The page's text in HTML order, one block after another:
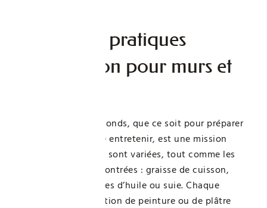
Les bonnes pratiques
d’application pour murs et
Nettoyer murs et plafonds, que ce soit pour préparer
une peinture ou juste entretenir, est une mission
délicate. Les surfaces sont variées, tout comme les
types de saletés rencontrées : graisse de cuisson,
résine, nicotine, taches d’huile ou suie. Chaque
salissure, chaque finition de peinture ou de plâtre